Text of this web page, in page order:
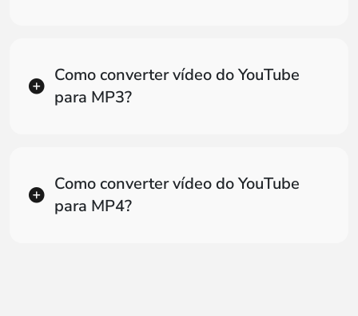
Como converter vídeo do YouTube
para MP3?
Como converter vídeo do YouTube
para MP4?